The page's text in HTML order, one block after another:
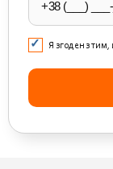
Я згоден з тим,